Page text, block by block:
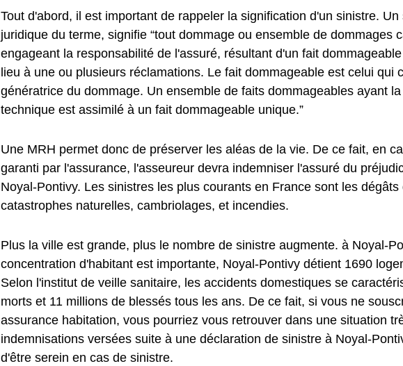
Tout d'abord, il est important de rappeler la signification d'un sinistre.
juridique du terme, signifie “tout dommage ou ensemble de dommages
engageant la responsabilité de l'assuré, résultant d'un fait
lieu à une ou plusieurs réclamations. Le fait dommageable est celui qui
génératrice du dommage. Un ensemble de faits dommageables ayant
technique est assimilé à un fait dommageable unique.”
Une MRH permet donc de préserver les aléas de la vie. De ce fait, en
garanti par l'assurance, l'asseureur devra indemniser l'assuré du
Noyal-Pontivy. Les sinistres les plus courants en France sont les dégâts
catastrophes naturelles, cambriolages, et incendies.
Plus la ville est grande, plus le nombre de sinistre augmente. à Noyal-
concentration d'habitant est importante, Noyal-Pontivy détient 1690
Selon l'institut de veille sanitaire, les accidents domestiques se
morts et 11 millions de blessés tous les ans. De ce fait, si vous ne
assurance habitation, vous pourriez vous retrouver dans une situation
indemnisations versées suite à une déclaration de sinistre à Noyal-
d'être serein en cas de sinistre.